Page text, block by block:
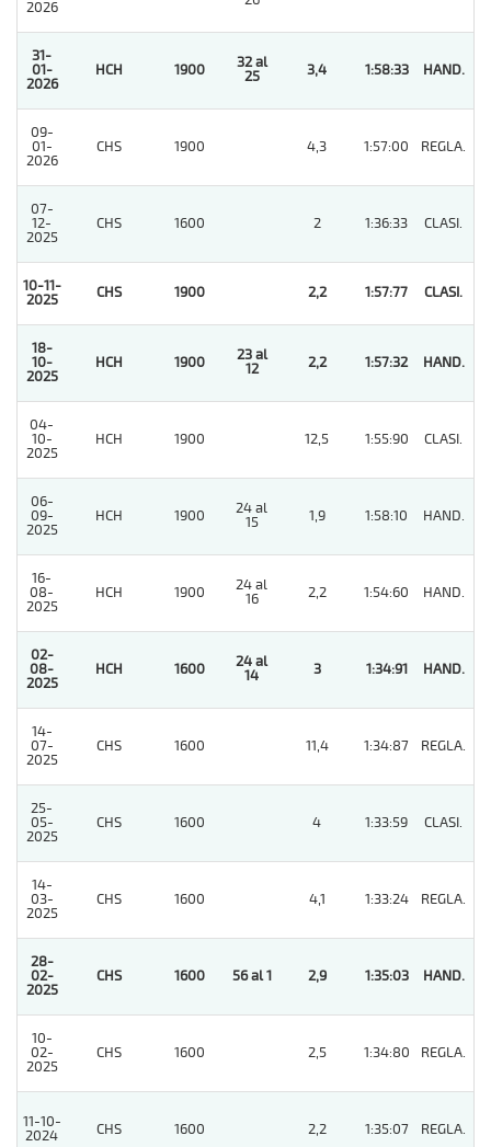
2026
31-
01-
2026
HCH 1900
32 al
25
3,4 1:58:33 HAND.
09-
01-
2026
CHS 1900 4,3 1:57:00 REGLA.
07-
12-
2025
CHS 1600 2 1:36:33 CLASI.
10-11-
2025
CHS 1900 2,2 1:57:77 CLASI.
18-
10-
2025
HCH 1900
23 al
12
2,2 1:57:32 HAND.
04-
10-
2025
HCH 1900 12,5 1:55:90 CLASI.
06-
09-
2025
HCH 1900
24 al
15
1,9 1:58:10 HAND.
16-
08-
2025
HCH 1900
24 al
16
2,2 1:54:60 HAND.
02-
08-
2025
HCH 1600
24 al
14
3 1:34:91 HAND.
14-
07-
2025
CHS 1600 11,4 1:34:87 REGLA.
25-
05-
2025
CHS 1600 4 1:33:59 CLASI.
14-
03-
2025
CHS 1600 4,1 1:33:24 REGLA.
28-
02-
2025
CHS 1600 56 al 1 2,9 1:35:03 HAND.
10-
02-
2025
CHS 1600 2,5 1:34:80 REGLA.
11-10-
2024
CHS 1600 2,2 1:35:07 REGLA.